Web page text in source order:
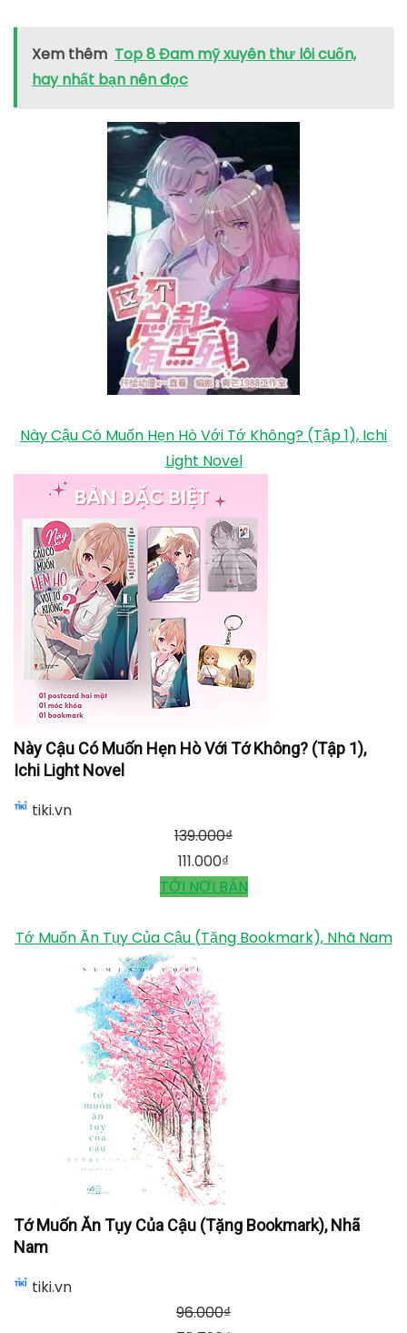
Xem thêm Top 8 Đam mỹ xuyên thư lôi cuốn,
hay nhất bạn nên đọc
Này Cậu Có Muốn Hẹn Hò Với Tớ Không? (Tập 1), Ichi
Light Novel
Này Cậu Có Muốn Hẹn Hò Với Tớ Không? (Tập 1),
Ichi Light Novel
tiki.vn
139.000₫
111.000₫
TỚI NƠI BÁN
Tớ Muốn Ăn Tụy Của Cậu (Tặng Bookmark), Nhã Nam
Tớ Muốn Ăn Tụy Của Cậu (Tặng Bookmark), Nhã
Nam
tiki.vn
96.000₫